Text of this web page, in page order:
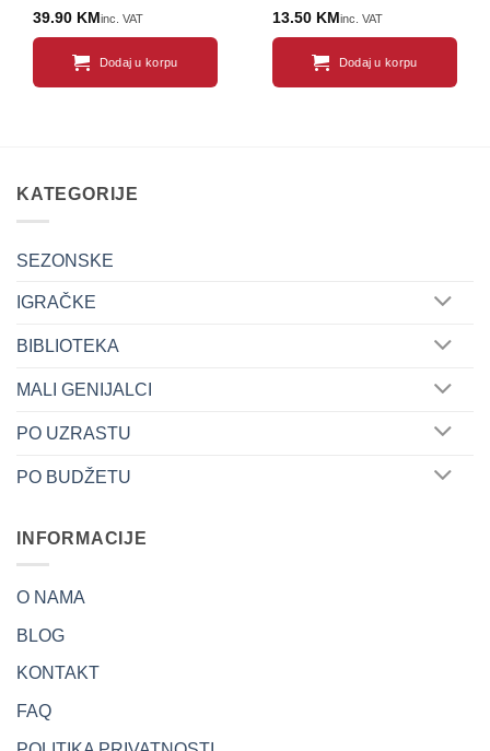
39.90 KM inc. VAT
Dodaj u korpu
13.50 KM inc. VAT
Dodaj u korpu
KATEGORIJE
SEZONSKE
IGRAČKE
BIBLIOTEKA
MALI GENIJALCI
PO UZRASTU
PO BUDŽETU
INFORMACIJE
O NAMA
BLOG
KONTAKT
FAQ